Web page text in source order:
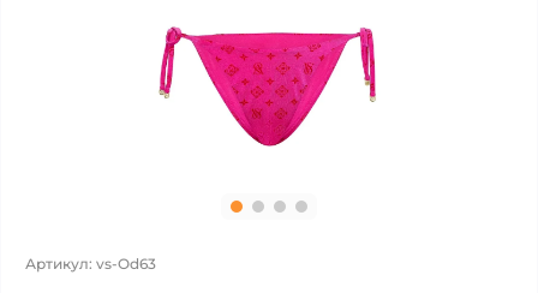
Артикул: vs-Od63